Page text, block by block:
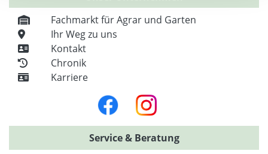
Fachmarkt für Agrar und Garten
Ihr Weg zu uns
Kontakt
Chronik
Karriere
Service & Beratung